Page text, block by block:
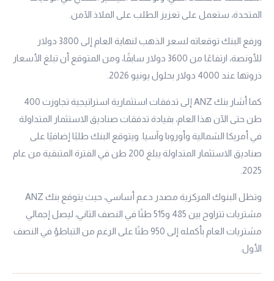
المتحدة، ستعمل على تعزيز الطلب على الملاذ الآمن.
ورفع البنك توقعاته لسعر الذهب لنهاية العام إلى 3800 دولار
للأونصة، ارتفاعًا من 3600 دولار سابقًا، ومن المتوقع أن تبلغ الأسعار
ذروتها عند 4000 دولار بحلول يونيو 2026.
كما أشار بنك ANZ إلى تدفقات استثمارية استراتيجية تجاوزت 400
طن حتى الآن هذا العام، بقيادة تدفقات صناديق الاستثمار المتداولة
في أمريكا الشمالية وأوروبا وآسيا. ويتوقع البنك طلبًا إضافيًا على
صناديق الاستثمار المتداولة يبلغ 200 طن في الفترة المتبقية من عام
2025.
وتظل البنوك المركزية مصدر دعم أساسي، حيث يتوقع بنك ANZ
مشتريات تتراوح بين 485 و515 طنًا في النصف الثاني، ليصل إجمالي
مشتريات العام بأكمله إلى 950 طنًا على الرغم من التباطؤ في النصف
الأول.